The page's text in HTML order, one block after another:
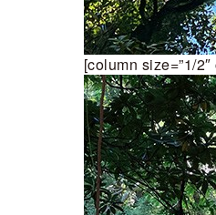
[column size=”1/2″